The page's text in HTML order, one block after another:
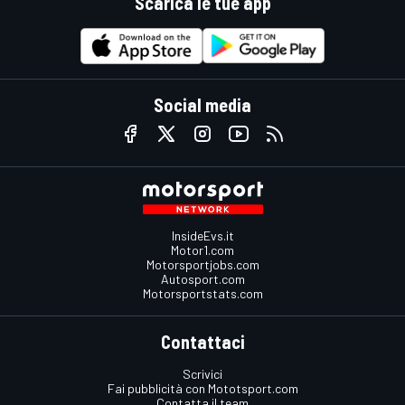
Social media
InsideEvs.it
Motor1.com
Motorsportjobs.com
Autosport.com
Motorsportstats.com
Contattaci
Scrivici
Fai pubblicità con Mototsport.com